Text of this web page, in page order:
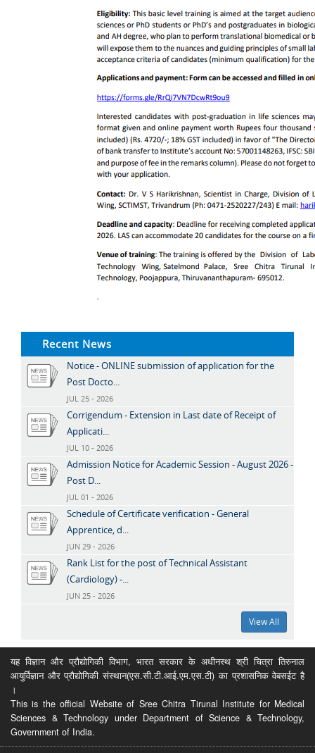
Recent News
Notice - ONLINE submission of application for the
Post Docto...
JUL 25 - 2026
Corrigendum - Extension in Last date of Receipt of
Applicati...
JUL 10 - 2026
Admission Notice for Academic Session - August 2026 -
Post D...
JUL 01 - 2026
Schedule of Certificate verification - General
Apprentice, d...
JUN 29 - 2026
Rank List for the post of Technical Assistant
(Cardiology) -...
JUN 25 - 2026
View All
यह विज्ञान और प्रौद्योगिकी विभाग, भारत सरकार के अधीनस्थ श्री चित्रा तिरुनाल
आयुर्विज्ञान और प्रौद्योगिकी संस्थान(एस.सी.टी.आई.एम.एस.टी) का प्रशासनिक वेबसईट है
।
This is the official Website of Sree Chitra Tirunal Institute for Medical
Sciences & Technology under Department of Science & Technology,
Government of India.